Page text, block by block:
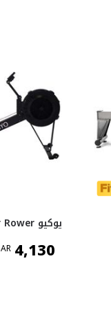
يوكيو Air Rower
4,130